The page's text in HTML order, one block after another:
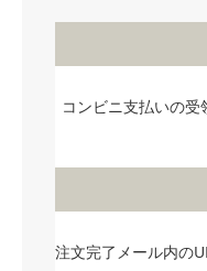
コンビニ支払いの
注文完了メール内の